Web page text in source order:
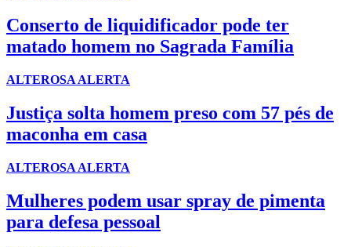
Conserto de liquidificador pode ter
matado homem no Sagrada Família
ALTEROSA ALERTA
Justiça solta homem preso com 57 pés de
maconha em casa
ALTEROSA ALERTA
Mulheres podem usar spray de pimenta
para defesa pessoal